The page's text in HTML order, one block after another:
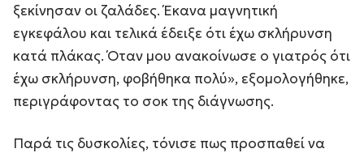
ξεκίνησαν οι ζαλάδες. Έκανα μαγνητική
εγκεφάλου και τελικά έδειξε ότι έχω σκλήρυνση
κατά πλάκας. Όταν μου ανακοίνωσε ο γιατρός ότι
έχω σκλήρυνση, φοβήθηκα πολύ», εξομολογήθηκε,
περιγράφοντας το σοκ της διάγνωσης.
Παρά τις δυσκολίες, τόνισε πως προσπαθεί να